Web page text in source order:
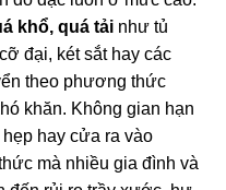
khổ, quá tải như tủ
đại, két sắt hay các
theo phương thức
khăn. Không gian hạn
hay cửa ra vào
mà nhiều gia đình và